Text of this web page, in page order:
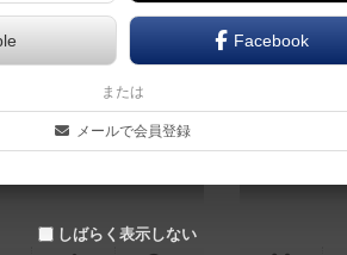
ティ：追加カードセ
Additional Card Set
Facebook
または
メールで会員登録
しばらく表示しない